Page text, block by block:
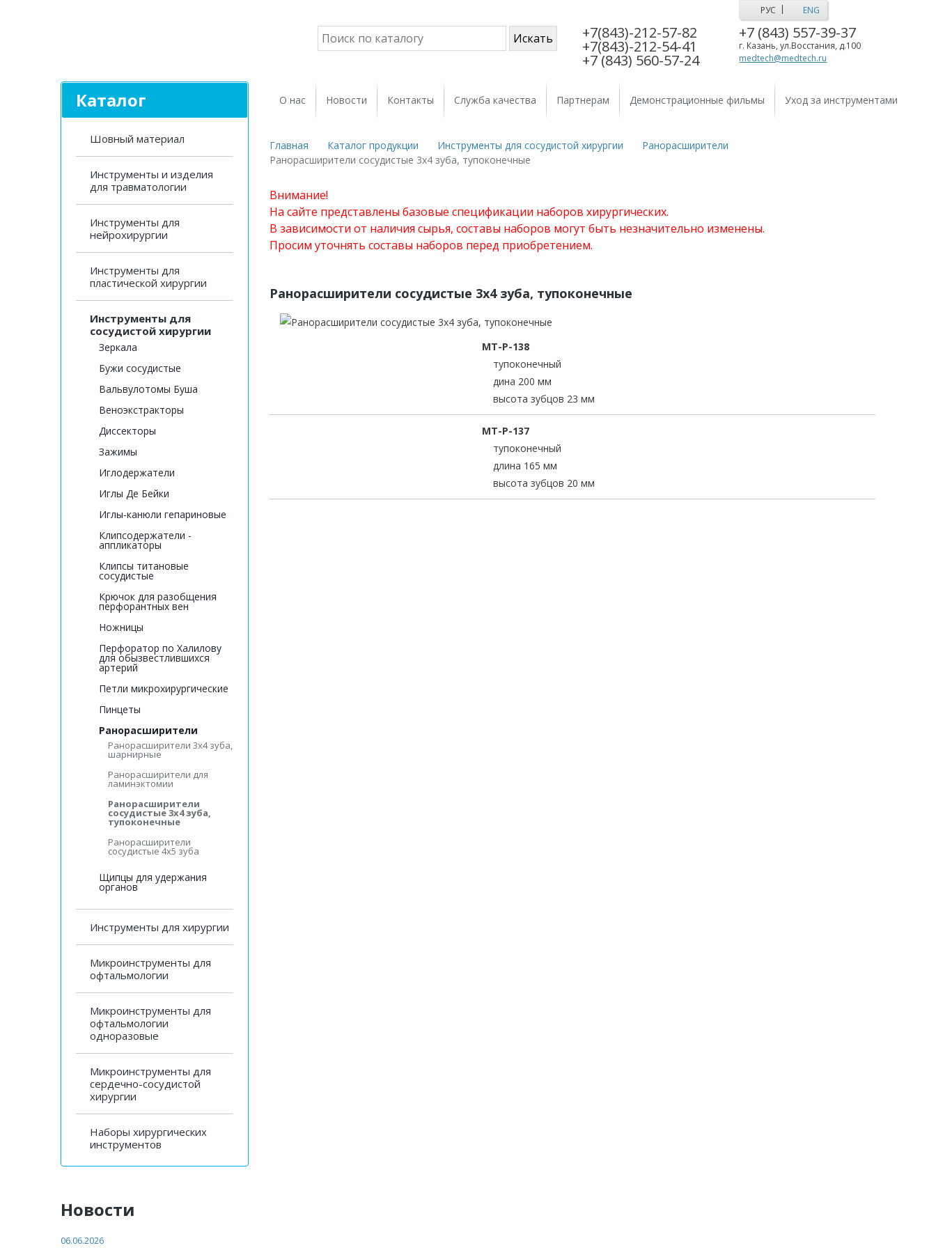
+7(843)-212-57-82
+7(843)-212-54-41
+7 (843) 560-57-24
РУС | ENG
+7 (843) 557-39-37
г. Казань, ул.Восстания, д.100
medtech@medtech.ru
Каталог
Шовный материал
Инструменты и изделия
для травматологии
Инструменты для
нейрохирургии
Инструменты для
пластической хирургии
Инструменты для
сосудистой хирургии
Зеркала
Бужи сосудистые
Вальвулотомы Буша
Веноэкстракторы
Диссекторы
Зажимы
Иглодержатели
Иглы Де Бейки
Иглы-канюли гепариновые
Клипсодержатели -
аппликаторы
Клипсы титановые
сосудистые
Крючок для разобщения
перфорантных вен
Ножницы
Перфоратор по Халилову
для обызвестлившихся
артерий
Петли микрохирургические
Пинцеты
Ранорасширители
Ранорасширители 3х4 зуба,
шарнирные
Ранорасширители для
ламинэктомии
Ранорасширители
сосудистые 3х4 зуба,
тупоконечные
Ранорасширители
сосудистые 4х5 зуба
Щипцы для удержания
органов
Инструменты для хирургии
Микроинструменты для
офтальмологии
Микроинструменты для
офтальмологии
одноразовые
Микроинструменты для
сердечно-сосудистой
хирургии
Наборы хирургических
инструментов
Новости
06.06.2026
О нас Новости Контакты Служба качества Партнерам Демонстрационные фильмы Уход за инструментами
Главная Каталог продукции Инструменты для сосудистой хирургии
Ранорасширители
Ранорасширители сосудистые 3х4 зуба, тупоконечные
Внимание!
На сайте представлены базовые спецификации наборов хирургических.
В зависимости от наличия сырья, составы наборов могут быть незначительно изменены.
Просим уточнять составы наборов перед приобретением.
Ранорасширители сосудистые 3х4 зуба, тупоконечные
МТ-Р-138
тупоконечный
дина 200 мм
высота зубцов 23 мм
МТ-Р-137
тупоконечный
длина 165 мм
высота зубцов 20 мм